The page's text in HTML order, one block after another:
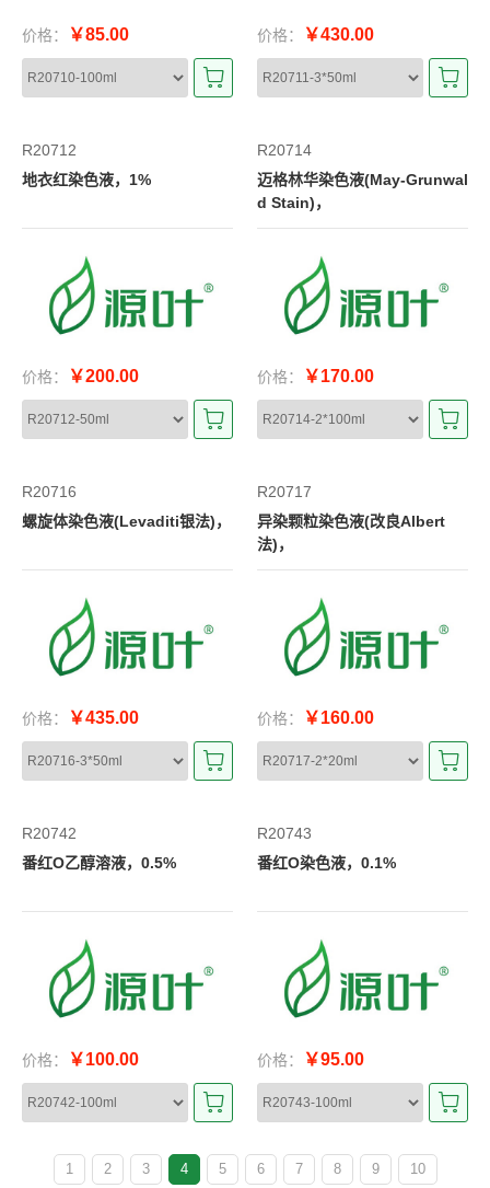
价格： ￥85.00 价格： ￥430.00
R20712
地衣红染色液，1%
价格： ￥200.00
R20714
迈格林华染色液(May-Grunwal
d Stain)，
价格： ￥170.00
R20716
螺旋体染色液(Levaditi银法)，
价格： ￥435.00
R20717
异染颗粒染色液(改良Albert
法)，
价格： ￥160.00
R20742
番红O乙醇溶液，0.5%
价格： ￥100.00
R20743
番红O染色液，0.1%
价格： ￥95.00
1 2 3 4 5 6 7 8 9 10